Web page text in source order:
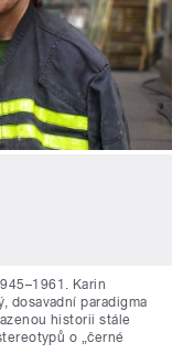
Karin
dosavadní paradigma
historii stále
o „černé